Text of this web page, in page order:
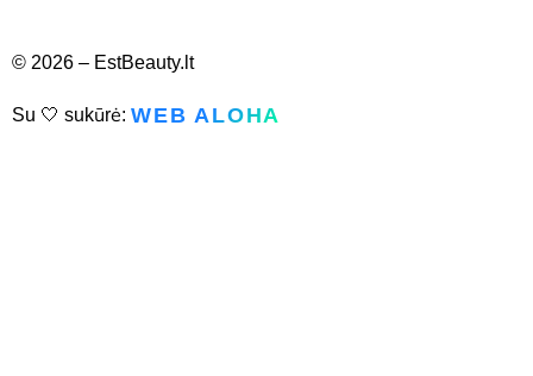
© 2026 – EstBeauty.lt
Su 🤍 sukūrė: WEB ALOHA